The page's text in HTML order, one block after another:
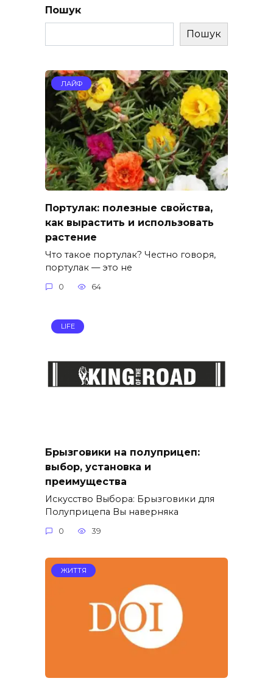
Пошук
Пошук
ЛАЙФ
Портулак: полезные свойства,
как вырастить и использовать
растение
Что такое портулак? Честно говоря,
портулак — это не
0 64
LIFE
Брызговики на полуприцеп:
выбор, установка и
преимущества
Искусство Выбора: Брызговики для
Полуприцепа Вы наверняка
0 39
ЖИТТЯ